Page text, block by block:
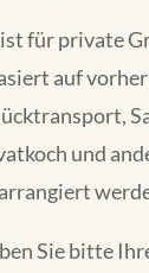
für private
auf
und
Sie bitte